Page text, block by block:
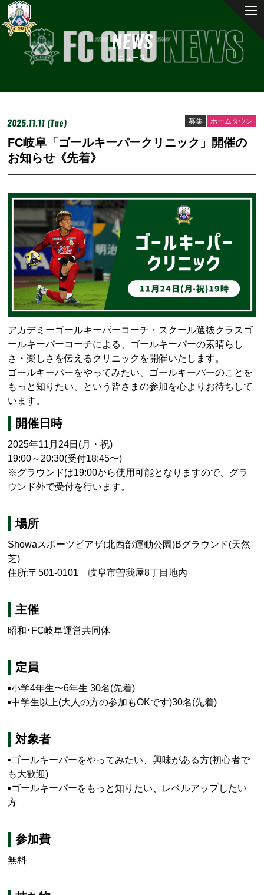
NEWS
ニュース
2025.11.11 (Tue) ホームタウン
募集
FC岐阜「ゴールキーパークリニック」開催の
お知らせ《先着》
アカデミーゴールキーパーコーチ・スクール選抜クラスゴ
ールキーパーコーチによる、ゴールキーパーの素晴らし
さ・楽しさを伝えるクリニックを開催いたします。
ゴールキーパーをやってみたい、ゴールキーパーのことを
もっと知りたい、という皆さまの参加を心よりお待ちして
います。
開催日時
2025年11月24日(月・祝)
19:00～20:30(受付18:45〜)
※グラウンドは19:00から使用可能となりますので、グラ
ウンド外で受付を行います。
場所
Showaスポーツピアザ(北西部運動公園)Bグラウンド(天然
芝)
住所:〒501-0101 岐阜市曽我屋8丁目地内
主催
昭和･FC岐阜運営共同体
定員
▪小学4年生〜6年生 30名(先着)
▪中学生以上(大人の方の参加もOKです)30名(先着)
対象者
▪ゴールキーパーをやってみたい、興味がある方(初心者で
も大歓迎)
▪ゴールキーパーをもっと知りたい、レベルアップしたい
方
参加費
無料